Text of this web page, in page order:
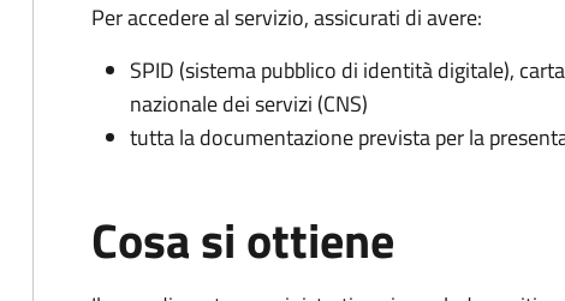
Per accedere al servizio, assicurati di avere:
SPID (sistema pubblico di identità digitale),
nazionale dei servizi (CNS)
tutta la documentazione prevista per la
Cosa si ottiene